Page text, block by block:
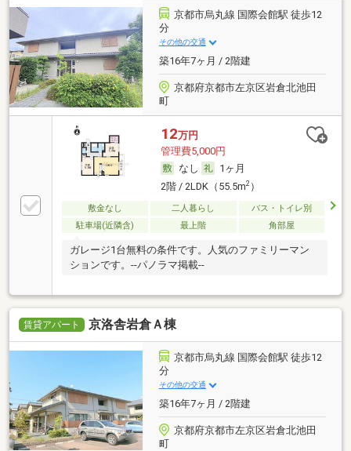
京都市烏丸線 国際会館駅 徒歩12
分
その他の交通
築16年7ヶ月 / 2階建
京都府京都市左京区岩倉北池田
町
12万円
管理費5,000円
なし
1ヶ月
2階 / 2LDK（55.5m2）
敷金なし 二人暮らし
バス・トイレ別
駐車場(近隣含)
最上階 角部屋
ガレージ1台無料の条件です。人気のファミリーマン
ションです。--パノラマ掲載--
賃貸アパート 京洛舎岩倉Ａ棟
京都市烏丸線 国際会館駅 徒歩12
分
その他の交通
築16年7ヶ月 / 2階建
京都府京都市左京区岩倉北池田
町